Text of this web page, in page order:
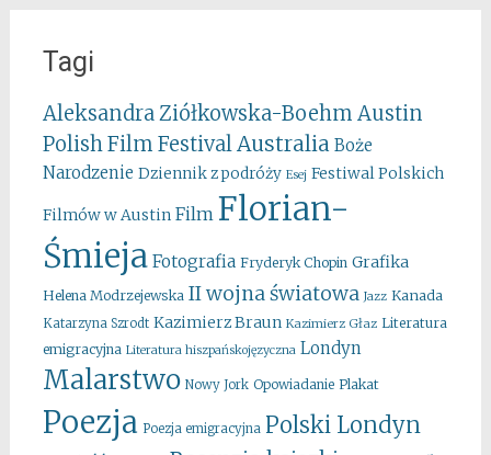
Tagi
Aleksandra Ziółkowska-Boehm Austin
Polish Film FestivalAustralia Boże
Narodzenie Dziennik z podróży Esej Festiwal Polskich
Filmów w Austin Film Florian-
Śmieja Fotografia Fryderyk Chopin Grafika
Helena Modrzejewska II wojna światowa Jazz Kanada
Katarzyna Szrodt Kazimierz Braun Kazimierz Głaz Literatura
emigracyjna Literatura hiszpańskojęzyczna Londyn
Malarstwo Nowy Jork Opowiadanie Plakat
Poezja Poezja emigracyjna Polski Londyn